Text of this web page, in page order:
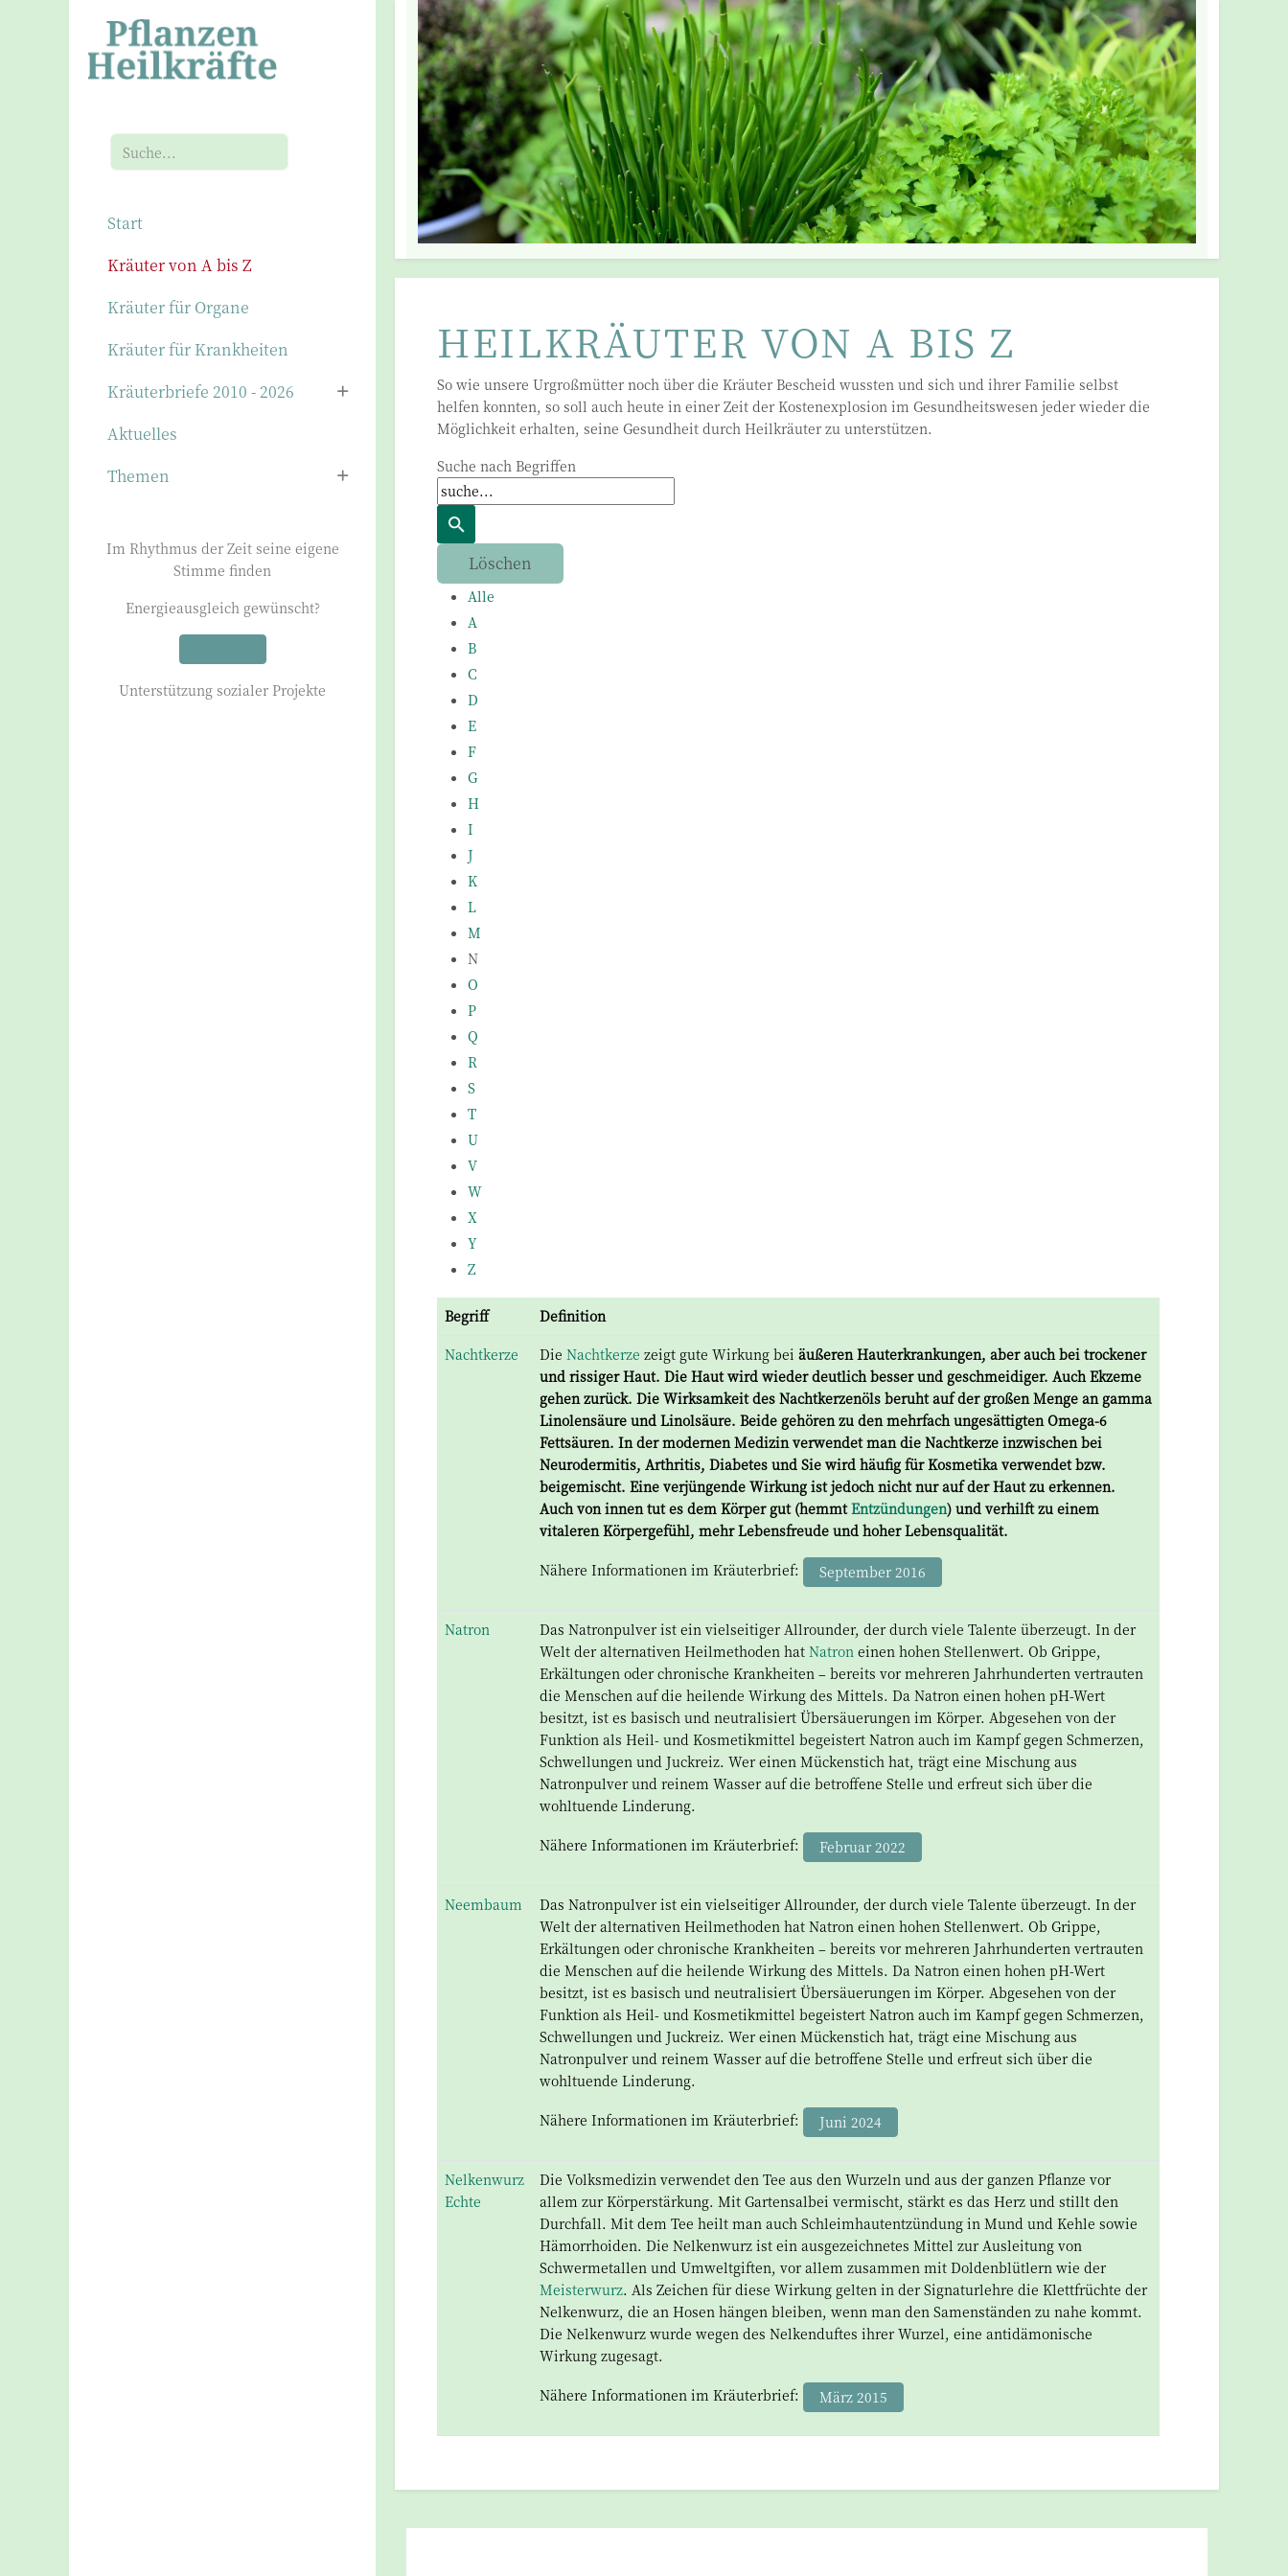
Suchen
Start
Kräuter von A bis Z
Kräuter für Organe
Kräuter für Krankheiten
Kräuterbriefe 2010 - 2026
Aktuelles
Themen
Im Rhythmus der Zeit seine eigene
Stimme finden
Energieausgleich gewünscht?
Unterstützung sozialer Projekte
HEILKRÄUTER VON A BIS Z
So wie unsere Urgroßmütter noch über die Kräuter Bescheid wussten und sich und ihrer Familie selbst
helfen konnten, so soll auch heute in einer Zeit der Kostenexplosion im Gesundheitswesen jeder wieder die
Möglichkeit erhalten, seine Gesundheit durch Heilkräuter zu unterstützen.
Suche nach Begriffen
Alle
A
B
C
D
E
F
G
H
I
J
K
L
M
N
O
P
Q
R
S
T
U
V
W
X
Y
Z
Begriff
Definition
Nachtkerze
Die Nachtkerze zeigt gute Wirkung bei äußeren Hauterkrankungen, aber auch bei trockener
und rissiger Haut. Die Haut wird wieder deutlich besser und geschmeidiger. Auch Ekzeme
gehen zurück. Die Wirksamkeit des Nachtkerzenöls beruht auf der großen Menge an gamma
Linolensäure und Linolsäure. Beide gehören zu den mehrfach ungesättigten Omega-6
Fettsäuren. In der modernen Medizin verwendet man die Nachtkerze inzwischen bei
Neurodermitis, Arthritis, Diabetes und Sie wird häufig für Kosmetika verwendet bzw.
beigemischt. Eine verjüngende Wirkung ist jedoch nicht nur auf der Haut zu erkennen.
Auch von innen tut es dem Körper gut (hemmtEntzündungen) und verhilft zu einem
vitaleren Körpergefühl, mehr Lebensfreude und hoher Lebensqualität.
Nähere Informationen im Kräuterbrief: September 2016
Natron
Das Natronpulver ist ein vielseitiger Allrounder, der durch viele Talente überzeugt. In der
Welt der alternativen Heilmethoden hat Natron einen hohen Stellenwert. Ob Grippe,
Erkältungen oder chronische Krankheiten – bereits vor mehreren Jahrhunderten vertrauten
die Menschen auf die heilende Wirkung des Mittels. Da Natron einen hohen pH-Wert
besitzt, ist es basisch und neutralisiert Übersäuerungen im Körper. Abgesehen von der
Funktion als Heil- und Kosmetikmittel begeistert Natron auch im Kampf gegen Schmerzen,
Schwellungen und Juckreiz. Wer einen Mückenstich hat, trägt eine Mischung aus
Natronpulver und reinem Wasser auf die betroffene Stelle und erfreut sich über die
wohltuende Linderung.
Nähere Informationen im Kräuterbrief: Februar 2022
Neembaum
Das Natronpulver ist ein vielseitiger Allrounder, der durch viele Talente überzeugt. In der
Welt der alternativen Heilmethoden hat Natron einen hohen Stellenwert. Ob Grippe,
Erkältungen oder chronische Krankheiten – bereits vor mehreren Jahrhunderten vertrauten
die Menschen auf die heilende Wirkung des Mittels. Da Natron einen hohen pH-Wert
besitzt, ist es basisch und neutralisiert Übersäuerungen im Körper. Abgesehen von der
Funktion als Heil- und Kosmetikmittel begeistert Natron auch im Kampf gegen Schmerzen,
Schwellungen und Juckreiz. Wer einen Mückenstich hat, trägt eine Mischung aus
Natronpulver und reinem Wasser auf die betroffene Stelle und erfreut sich über die
wohltuende Linderung.
Nähere Informationen im Kräuterbrief: Juni 2024
Nelkenwurz
Echte
Die Volksmedizin verwendet den Tee aus den Wurzeln und aus der ganzen Pflanze vor
allem zur Körperstärkung. Mit Gartensalbei vermischt, stärkt es das Herz und stillt den
Durchfall. Mit dem Tee heilt man auch Schleimhautentzündung in Mund und Kehle sowie
Hämorrhoiden. Die Nelkenwurz ist ein ausgezeichnetes Mittel zur Ausleitung von
Schwermetallen und Umweltgiften, vor allem zusammen mit Doldenblütlern wie der
Meisterwurz. Als Zeichen für diese Wirkung gelten in der Signaturlehre die Klettfrüchte der
Nelkenwurz, die an Hosen hängen bleiben, wenn man den Samenständen zu nahe kommt.
Die Nelkenwurz wurde wegen des Nelkenduftes ihrer Wurzel, eine antidämonische
Wirkung zugesagt.
Nähere Informationen im Kräuterbrief: März 2015